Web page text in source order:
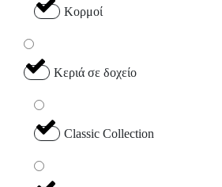
Κορμοί
Κεριά σε δοχείο
Classic Collection